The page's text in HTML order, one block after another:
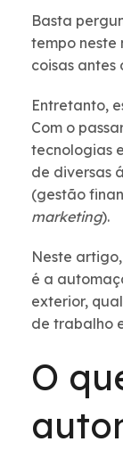
Basta
tempo neste
coisas antes
Entretanto,
Com o
tecnologias
de diversas
(gestão
marketing).
Neste
é a
exterior,
de trabalho
O